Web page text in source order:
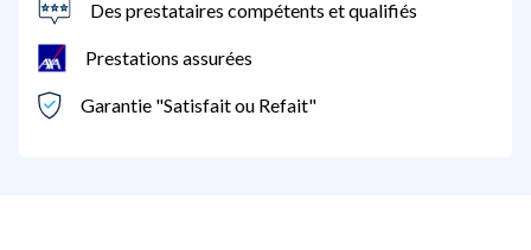
Des prestataires compétents et qualifiés
Prestations assurées
Garantie "Satisfait ou Refait"